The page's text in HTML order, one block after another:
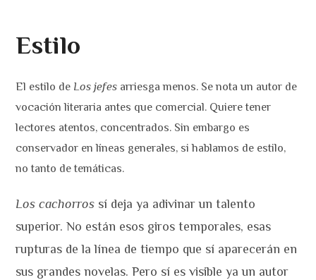
Estilo
El estilo de Los jefes arriesga menos. Se nota un autor de
vocación literaria antes que comercial. Quiere tener
lectores atentos, concentrados. Sin embargo es
conservador en líneas generales, si hablamos de estilo,
no tanto de temáticas.
Los cachorros sí deja ya adivinar un talento
superior. No están esos giros temporales, esas
rupturas de la línea de tiempo que sí aparecerán en
sus grandes novelas. Pero sí es visible ya un autor